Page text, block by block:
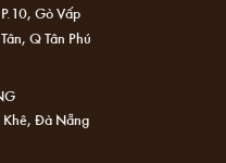
Gò Vấp
Q Tân Phú
Khê, Đà Nẵng